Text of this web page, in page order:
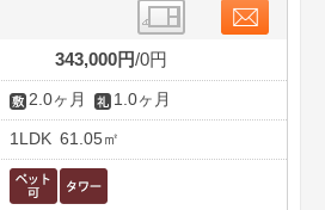
343,000円 0円
2.0ヶ月 1.0ヶ月
1LDK 61.05㎡